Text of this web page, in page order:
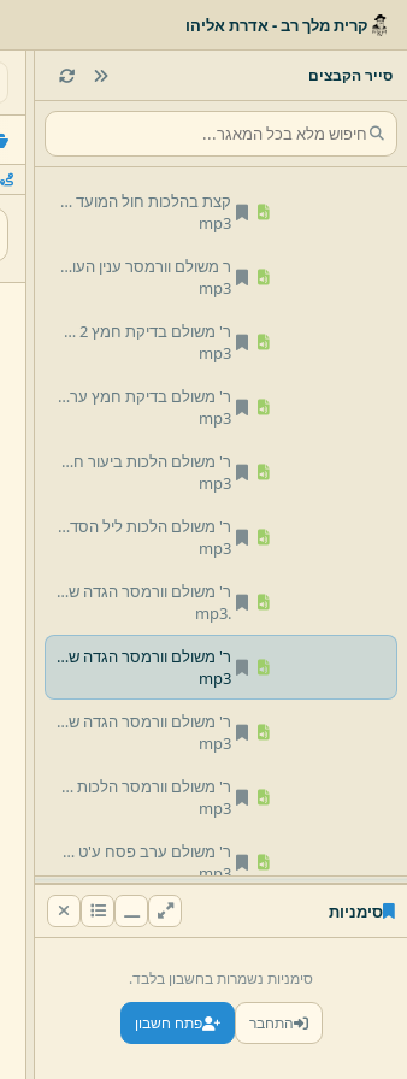
קרית מלך רב - אדרת אליהו
סייר הקבצים
.
mp3
פסח ר' משולם וורמסר חורבה עט (3)
.
mp3
קצת בהלכות חול המועד פסח ע'ו.
mp3
ר משולם וורמסר ענין העומר.
mp3
ר' משולם בדיקת חמץ 2 ערב פסח ע'ט.
mp3
ר' משולם בדיקת חמץ ערב פסח ע'ט בחורבה.
mp3
ר' משולם הלכות ביעור חמץ.
mp3
ר' משולם הלכות ליל הסדר פסח ע'ו.
mp3
ר' משולם וורמסר הגדה של פסח (2)
.
mp3
ר' משולם וורמסר הגדה של פסח ע''ט.
mp3
ר' משולם וורמסר הגדה של פסח.
mp3
ר' משולם וורמסר הלכות ליל הסדר ע''ו.
mp3
ר' משולם ערב פסח ע'ט דיני ערב חג פסח והכנת הסדר.
mp3
ר' משולם ערב פסח ע'ט,
הלכות ליל הסדר.mp3
רמו ניסן עט סדר ליל פסח.
mp3
שבועות
סימניות
סימניות נשמרות בחשבון בלבד.
התחבר פתח חשבון